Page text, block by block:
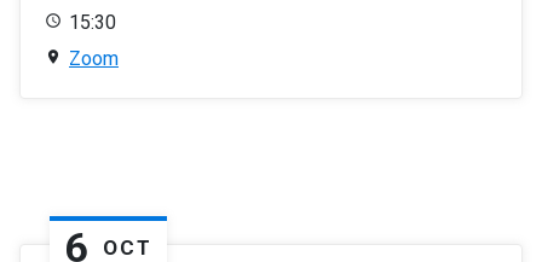
15:30
Zoom
6 OCT